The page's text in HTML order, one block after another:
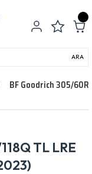
ARA
BF Goodrich 305/
TL LRE